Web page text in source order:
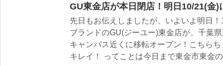
GU東金店が本日閉店！明日10/21(金)
先日もお伝えしましたが、いよいよ明日
ブランドのGU(ジーユー)東金店が、千葉
キャンパス近くに移転オープン！こちら
キレイ！ ってことは今日まで東金市東金